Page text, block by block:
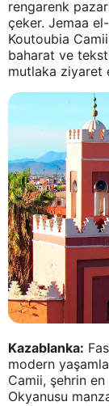
rengarenk
çeker. Jemaa
Koutoubia
baharat ve
mutlaka ziyaret
Kazablanka:
modern
Camii, şehrin
Okyanusu